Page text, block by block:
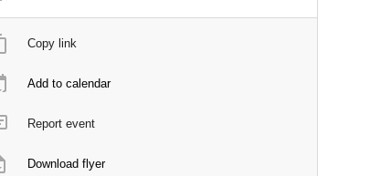
Copy link
Add to calendar
Report event
Download flyer